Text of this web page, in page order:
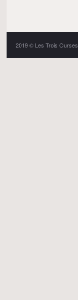
2019 © Les Trois Ourses